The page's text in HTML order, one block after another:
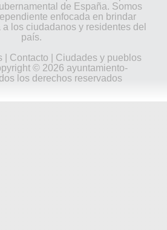
de España. Somos
enfocada en brindar
los ciudadanos y residentes del
país.
Contacto
Ciudades y pueblos
© 2026 ayuntamiento-
los derechos reservados